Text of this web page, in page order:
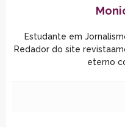
Estudante em
Redador do site
eterno